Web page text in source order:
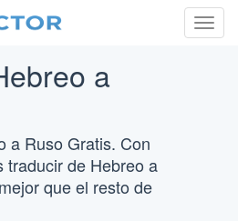
a
a Ruso Gratis. Con
traducir de Hebreo a
que el resto de